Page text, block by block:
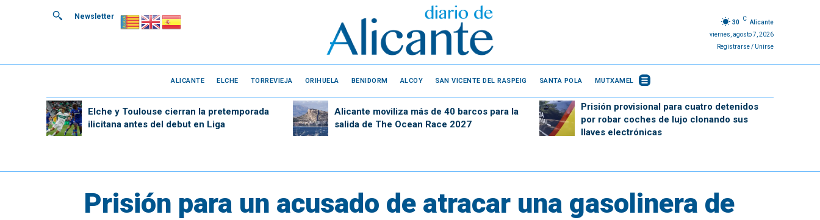
Newsletter
30
C
Alicante
viernes, agosto 7, 2026
Registrarse / Unirse
ALICANTE ELCHE TORREVIEJA ORIHUELA BENIDORM ALCOY SAN VICENTE DEL RASPEIG SANTA POLA MUTXAMEL
Elche y Toulouse cierran la pretemporada
ilicitana antes del debut en Liga
Alicante moviliza más de 40 barcos para la
salida de The Ocean Race 2027
Prisión provisional para cuatro detenidos
por robar coches de lujo clonando sus
llaves electrónicas
Prisión para un acusado de atracar una gasolinera de